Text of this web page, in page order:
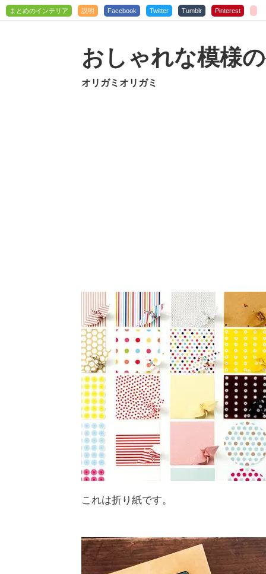
まとめのインテリア 説明 Facebook Twitter Tumblr Pinterest
おしゃれな模様
オリガミオリガミ
これは折り紙です。